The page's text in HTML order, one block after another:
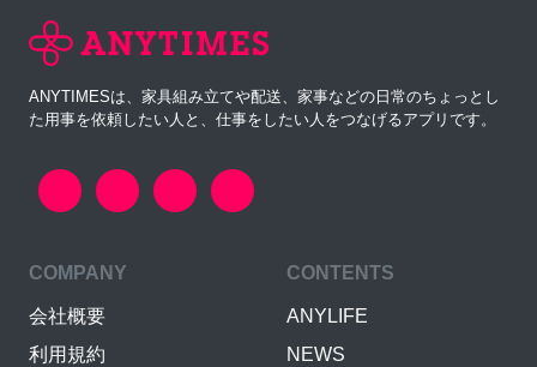
ANYTIMESは、家具組み立てや配送、家事などの日常のちょっとし
た用事を依頼したい人と、仕事をしたい人をつなげるアプリです。
COMPANY
会社概要
利用規約
CONTENTS
ANYLIFE
NEWS